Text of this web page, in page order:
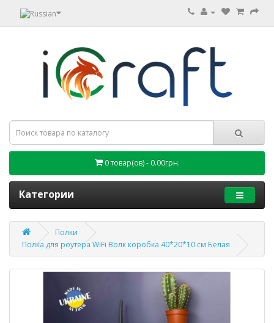
0 товар(ов) - 0.00грн.
Категории
Полки
Полка для роутера WiFi Волк коробка 40*20*10 см Белая